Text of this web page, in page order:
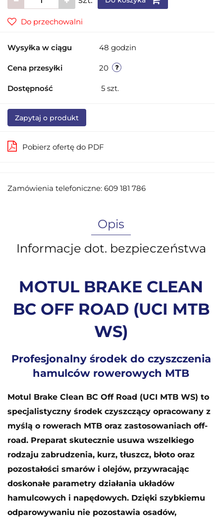
Do przechowalni
Wysyłka w ciągu 48 godzin
Cena przesyłki 20
Dostępność 5 szt.
Zapytaj o produkt
Pobierz ofertę do PDF
Zamówienia telefoniczne: 609 181 786
Opis
Informacje dot. bezpieczeństwa
MOTUL BRAKE CLEAN
BC OFF ROAD (UCI MTB
WS)
Profesjonalny środek do czyszczenia
hamulców rowerowych MTB
Motul Brake Clean BC Off Road (UCI MTB WS) to
specjalistyczny środek czyszczący opracowany z
myślą o rowerach MTB oraz zastosowaniach off-
road. Preparat skutecznie usuwa wszelkiego
rodzaju zabrudzenia, kurz, tłuszcz, błoto oraz
pozostałości smarów i olejów, przywracając
doskonałe parametry działania układów
hamulcowych i napędowych. Dzięki szybkiemu
odparowywaniu nie pozostawia osadów,